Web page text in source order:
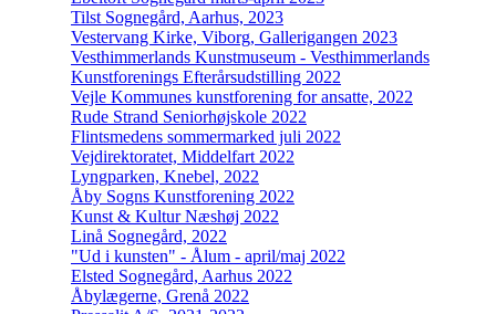
Tilst Sognegård, Aarhus, 2023
Vestervang Kirke, Viborg, Gallerigangen 2023
Vesthimmerlands Kunstmuseum - Vesthimmerlands
Kunstforenings Efterårsudstilling 2022
Vejle Kommunes kunstforening for ansatte, 2022
Rude Strand Seniorhøjskole 2022
Flintsmedens sommermarked juli 2022
Vejdirektoratet, Middelfart 2022
Lyngparken, Knebel, 2022
Åby Sogns Kunstforening 2022
Kunst & Kultur Næshøj 2022
Linå Sognegård, 2022
"Ud i kunsten" - Ålum - april/maj 2022
Elsted Sognegård, Aarhus 2022
Åbylægerne, Grenå 2022